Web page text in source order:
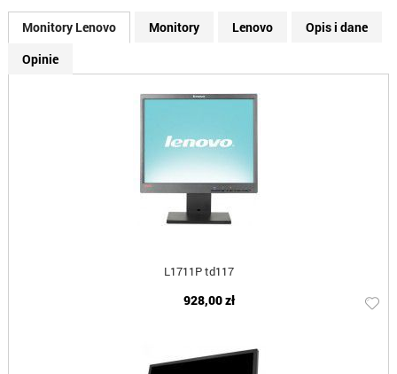
Monitory Lenovo Monitory Lenovo
Opis i dane
Opinie
L1711P td117
928,00 zł